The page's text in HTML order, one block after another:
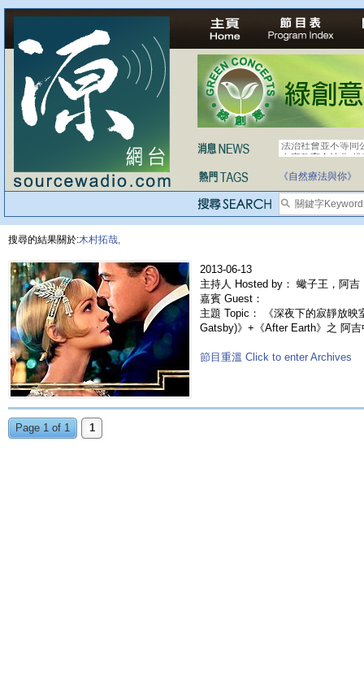
法治社會並不等同
自家教育合法化-
《自然療法與你》
搜尋的結果關於:木村拓哉,
2013-06-13
主持人 Hosted by： 蠍子王，阿吉
嘉賓 Guest：
主題 Topic： 《深夜下的寂靜放映
Gatsby)》+《After Earth》之 阿吉
節目重溫 Click to enter Archives
Page 1 of 1 1